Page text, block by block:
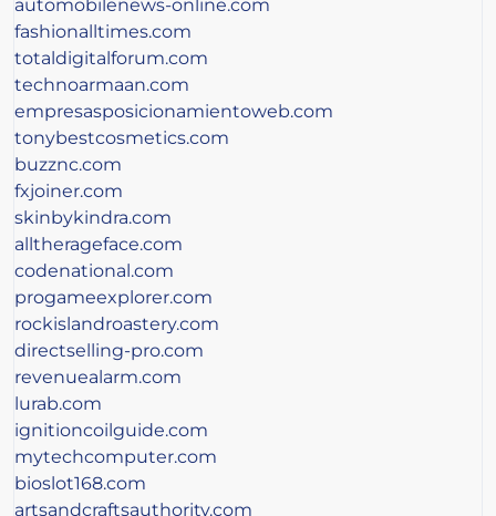
automobilenews-online.com
fashionalltimes.com
totaldigitalforum.com
technoarmaan.com
empresasposicionamientoweb.com
tonybestcosmetics.com
buzznc.com
fxjoiner.com
skinbykindra.com
alltherageface.com
codenational.com
progameexplorer.com
rockislandroastery.com
directselling-pro.com
revenuealarm.com
lurab.com
ignitioncoilguide.com
mytechcomputer.com
bioslot168.com
artsandcraftsauthority.com